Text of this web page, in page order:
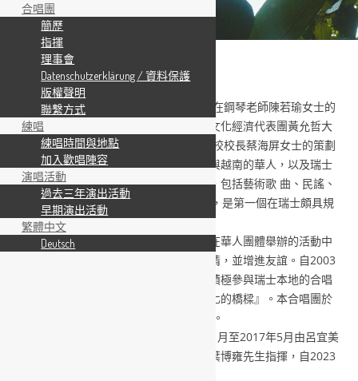
簡歷
僑愛合唱團是於西元2000年一月下旬，在鋼琴老師陳若瑜女士的
推動下，加上當時中華民國駐瑞士台北文化經濟代表團黃允哲大
使夫人黃邵明廉女士及當 時伯恩中文學校校長蔡海屏女士的策劃
下成立的。團員主要是來自台灣、中國與越南的華人，以及瑞士
人與德國人。演唱曲目以華語歌曲為主，包括藝術歌 曲、民謠、
通俗歌曲與翻譯歌曲。目前團員約15人，是第一個在瑞士頗具規
模的華語合唱團。
除了自辦的演唱會外，本合唱團常應邀在華人團體舉辦的活動中
演出，以來自家鄉的歌曲，撫慰懷鄉之情，並增進友誼。自2003
年起本合唱團開始推展東西文化交流，積極參與瑞士本地的合唱
活動，期許『乘著歌聲的翅膀，搭起文化的橋樑』。本合唱團於
2007年加入「伯恩市郊區合唱團協會」。
陳若瑜女士為本團首任指揮， 2002年11月至2017年5月由呂宜美
女士指揮， 2017年6月至2023年7月由葉博雍先生指揮，自2023
合唱團
簡歷
指揮
理事會
Datenschutzerklärung / 資料保護
版權聲明
聯繫方式
練唱
練唱時間與地點
加入歡唱陣容
演唱活動
過去三年演出活動
早期演出活動
繁體中文
Deutsch